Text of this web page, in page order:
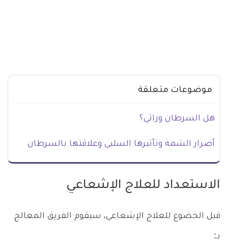
موضوعات متعلقة
هل السرطان وراثي؟
أضرار الشمة وتأثيرها السلبي وعلاقتها بالسرطان
الاستعداد للعلاج الإشعاعي
قبل الخضوع للعلاج الإشعاعي، سيقوم الفريق المعالج
بـ: